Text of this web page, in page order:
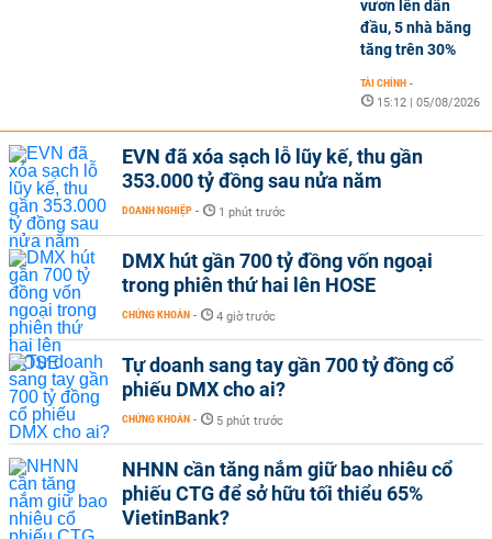
vươn lên dẫn
đầu, 5 nhà băng
tăng trên 30%
TÀI CHÍNH -
15:12 | 05/08/2026
EVN đã xóa sạch lỗ lũy kế, thu gần
353.000 tỷ đồng sau nửa năm
DOANH NGHIỆP - 1 phút trước
DMX hút gần 700 tỷ đồng vốn ngoại
trong phiên thứ hai lên HOSE
CHỨNG KHOÁN - 4 giờ trước
Tự doanh sang tay gần 700 tỷ đồng cổ
phiếu DMX cho ai?
CHỨNG KHOÁN - 5 phút trước
NHNN cần tăng nắm giữ bao nhiêu cổ
phiếu CTG để sở hữu tối thiểu 65%
VietinBank?